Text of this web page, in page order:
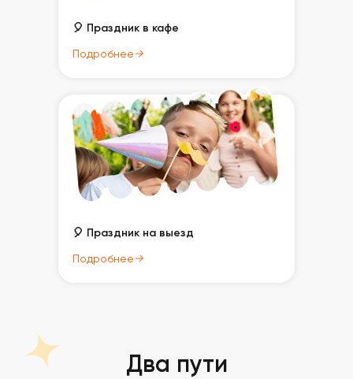
🎈 Праздник в кафе
Подробнее→
Подробнее→
🎈 Праздник на выезд
Два пути